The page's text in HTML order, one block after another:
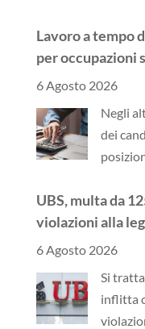
Lavoro a tempo
per occupazioni
6 Agosto 2026
Negli
dei
UBS, multa da
violazioni alla
6 Agosto 2026
Si
inflitta